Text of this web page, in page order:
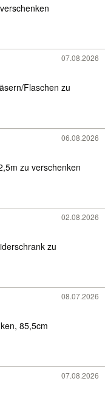
07.08.2026
Flaschen zu
06.08.2026
zu verschenken
02.08.2026
zu
08.07.2026
85,5cm
07.08.2026